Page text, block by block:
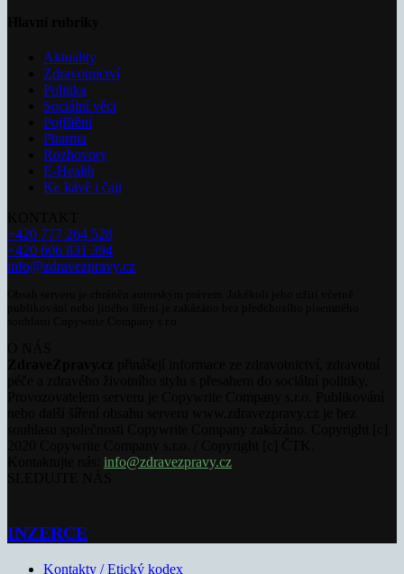
Aktuality
Zdravotnictví
Politika
Sociální věci
Pojištění
Pharma
Rozhovory
E-Health
Ke kávě i čaji
+420 777 264 528
+420 606 831 394
info@zdravezpravy.cz
info@zdravezpravy.cz
INZERCE
Kontakty / Etický kodex